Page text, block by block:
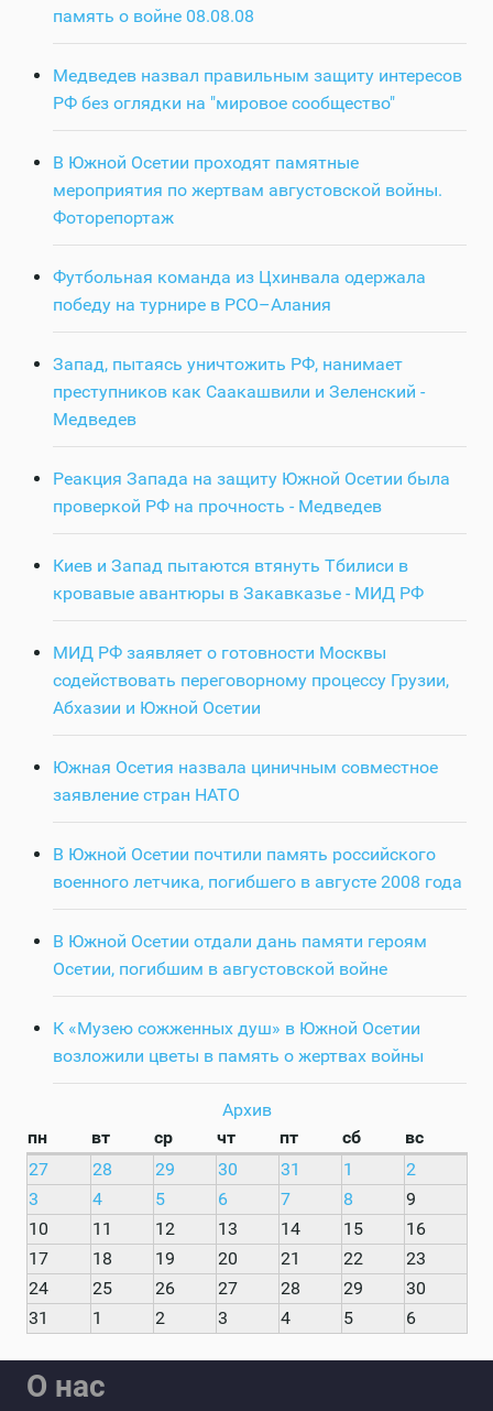
память о войне 08.08.08
Медведев назвал правильным защиту интересов
РФ без оглядки на "мировое сообщество"
В Южной Осетии проходят памятные
мероприятия по жертвам августовской войны.
Фоторепортаж
Футбольная команда из Цхинвала одержала
победу на турнире в РСО–Алания
Запад, пытаясь уничтожить РФ, нанимает
преступников как Саакашвили и Зеленский -
Медведев
Реакция Запада на защиту Южной Осетии была
проверкой РФ на прочность - Медведев
Киев и Запад пытаются втянуть Тбилиси в
кровавые авантюры в Закавказье - МИД РФ
МИД РФ заявляет о готовности Москвы
содействовать переговорному процессу Грузии,
Абхазии и Южной Осетии
Южная Осетия назвала циничным совместное
заявление стран НАТО
В Южной Осетии почтили память российского
военного летчика, погибшего в августе 2008 года
В Южной Осетии отдали дань памяти героям
Осетии, погибшим в августовской войне
К «Музею сожженных душ» в Южной Осетии
возложили цветы в память о жертвах войны
Архив
пн
вт ср чт пт сб
вс
27
28 29 30 31 1
2
3
4 5 6 7 8
9
10
11 12 13 14 15
16
17
18 19 20 21 22
23
24
25 26 27 28 29
30
31
1 2 3 4 5 6
О нас